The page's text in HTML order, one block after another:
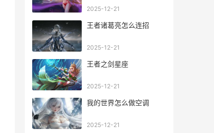
2025-12-21
王者诸葛亮怎么连招
2025-12-21
王者之剑星座
2025-12-21
我的世界怎么做空调
2025-12-21